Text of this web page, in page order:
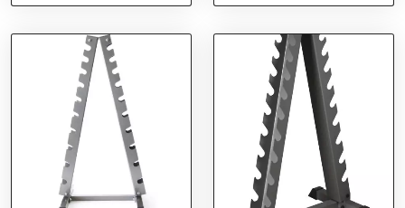
Pad+ Egykezes súlyzó /Össz
+Dönthető Pad+ Egykezes